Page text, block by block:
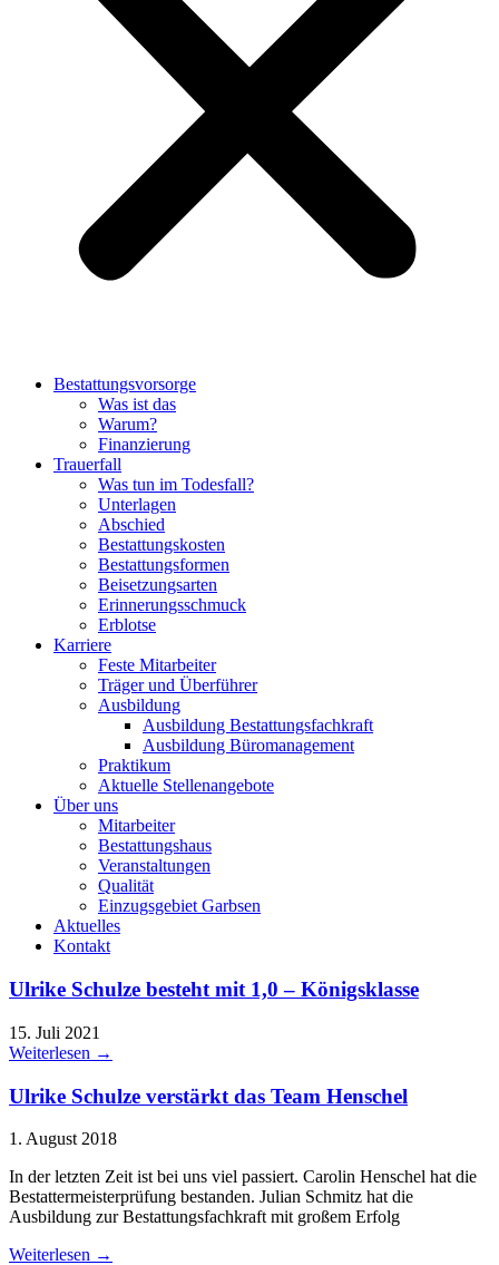
Bestattungsvorsorge
Was ist das
Warum?
Finanzierung
Trauerfall
Was tun im Todesfall?
Unterlagen
Abschied
Bestattungskosten
Bestattungsformen
Beisetzungsarten
Erinnerungsschmuck
Erblotse
Karriere
Feste Mitarbeiter
Träger und Überführer
Ausbildung
Ausbildung Bestattungsfachkraft
Ausbildung Büromanagement
Praktikum
Aktuelle Stellenangebote
Über uns
Mitarbeiter
Bestattungshaus
Veranstaltungen
Qualität
Einzugsgebiet Garbsen
Aktuelles
Kontakt
Ulrike Schulze besteht mit 1,0 – Königsklasse
15. Juli 2021
Weiterlesen →
Ulrike Schulze verstärkt das Team Henschel
1. August 2018
In der letzten Zeit ist bei uns viel passiert. Carolin Henschel hat die
Bestattermeisterprüfung bestanden. Julian Schmitz hat die
Ausbildung zur Bestattungsfachkraft mit großem Erfolg
Weiterlesen →